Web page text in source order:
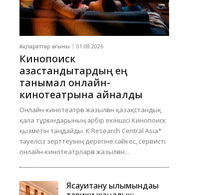
Ақпараттар ағыны 01.08.2026
Кинопоиск
қазақстандықтардың ең
танымал онлайн-
кинотеатрына айналды
Онлайн-кинотеатрға жазылған қазақстандық
қала тұрғындарының әрбір екіншісі Кинопоиск
қызметін таңдайды. K Research Central Asia*
тәуелсіз зерттеуінің дерегіне сәйкес, сервисті
онлайн-кинотеатрларға жазылған...
Ясауитану ғылымындағы